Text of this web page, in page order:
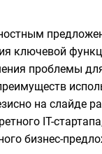
ключевой
проблемы
на слайде
IT-
бизнес-